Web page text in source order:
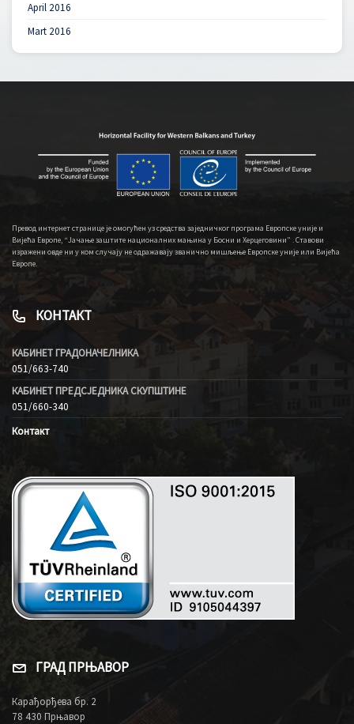
April 2016
Mart 2016
Превод интернет странице је омогућен уз средства заједничког програма Европске уније и
Вијећа Европе, “Јачање заштите националних мањина у Босни и Херцеговини” . Ставови
изражени овде ни у ком случају не одражавају званично мишљење Европске уније или Вијећа
Европе.
КОНТАКТ
КАБИНЕТ ГРАДОНАЧЕЛНИКА
051/663-740
КАБИНЕТ ПРЕДСЈЕДНИКА СКУПШТИНЕ
051/660-340
Контакт
ГРАД ПРЊАВОР
Карађорђева бр. 2
78 430 Прњавор